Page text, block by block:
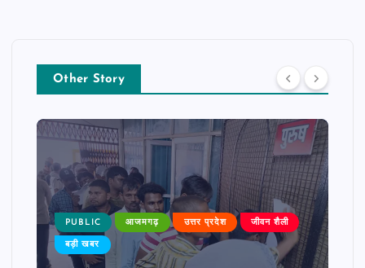
Other Story
PUBLIC आजमगढ़ उत्तर प्रदेश जीवन शैली
बड़ी खबर